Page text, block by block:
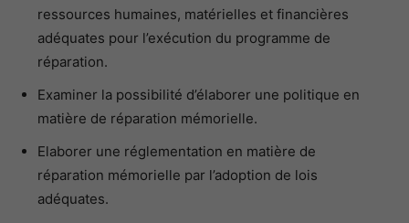
ressources humaines, matérielles et financières
adéquates pour l’exécution du programme de
réparation.
Examiner la possibilité d’élaborer une politique en
matière de réparation mémorielle.
Elaborer une réglementation en matière de
réparation mémorielle par l’adoption de lois
adéquates.